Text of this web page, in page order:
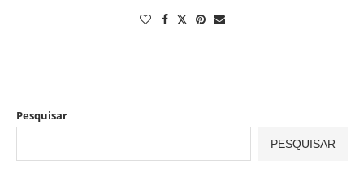
Pesquisar
PESQUISAR